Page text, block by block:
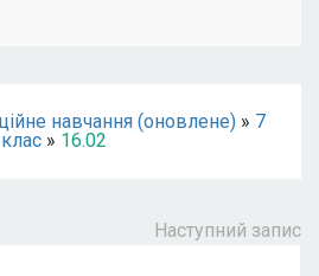
навчання (оновлене) » 7
клас» 16.02
Наступний запис